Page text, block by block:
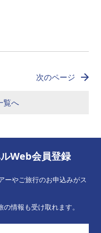
覧へ
次のページ
Web会員登録
ーやご旅行のお申込みがス
情報も受け取れます。